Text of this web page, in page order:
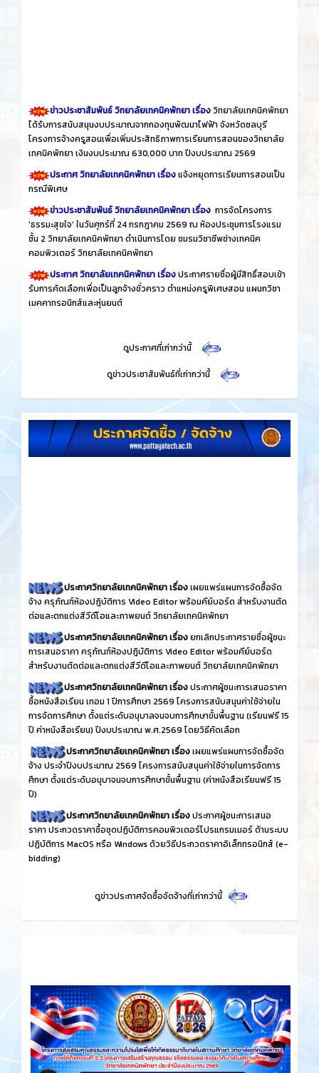
ข่าวประชาสัมพันธ์ วิทยาลัยเทคนิคพัทยา เรื่องวิทยาลัยเทคนิคพัทยา
ได้รับการสนับสนุนงบประมาณจากกองทุนพัฒนาไฟฟ้า จังหวัดชลบุรี
โครงการจ้างครูสอนเพื่อเพิ่มประสิทธิภาพการเรียนการสอนของวิทยาลัย
เทคนิคพัทยา เงินงบประมาณ 630,000 บาท ปีงบประมาณ 2569
ประกาศ วิทยาลัยเทคนิคพัทยา เรื่องแจ้งหยุดการเรียนการสอนเป็น
กรณีพิเศษ
ข่าวประชาสัมพันธ์ วิทยาลัยเทคนิคพัทยา เรื่อง การจัดโครงการ
'ธรรมะสุขใจ' ในวันศุกร์ที่ 24 กรกฎาคม 2569 ณ ห้องประชุมการโรงแรม
ชั้น 2 วิทยาลัยเทคนิคพัทยา ดำเนินการโดย ชมรมวิชาชีพช่างเทคนิค
คอมพิวเตอร์ วิทยาลัยเทคนิคพัทยา
ประกาศ วิทยาลัยเทคนิคพัทยา เรื่องประกาศรายชื่อผู้มีสิทธิ์สอบเข้า
รับการคัดเลือกเพื่อเป็นลูกจ้างชั่วคราว ตำแหน่งครูพิเศษสอน แผนกวิชา
เมคคาทรอนิกส์และหุ่นยนต์
ดูประกาศที่เก่ากว่านี้
ดูข่าวประชาสัมพันธ์ที่เก่ากว่านี้
ประกาศวิทยาลัยเทคนิคพัทยา เรื่องเผยแพร่แผนการจัดซื้อจัด
จ้าง ครุภัณฑ์ห้องปฎิบัติการ Video Editor พร้อมคีย์บอร์ด สำหรับงานตัด
ต่อและตกแต่งสีวีดีโอและภาพยนต์ วิทยาลัยเทคนิคพัทยา
ประกาศวิทยาลัยเทคนิคพัทยา เรื่องยกเลิกประกาศรายชื่อผู้ชนะ
การเสนอราคา ครุภัณฑ์ห้องปฎิบัติการ Video Editor พร้อมคีย์บอร์ด
สำหรับงานตัดต่อและตกแต่งสีวีดีโอและภาพยนต์ วิทยาลัยเทคนิคพัทยา
ประกาศวิทยาลัยเทคนิคพัทยา เรื่องประกาศผู้ชนะการเสนอราคา
ซื้อหนังสือเรียน เทอม 1 ปีการศึกษา 2569 โครงการสนับสนุนค่าใช้จ่ายใน
การจัดการศึกษา ตั้งแต่ระดับอนุบาลจนจบการศึกษาขั้นพื้นฐาน (เรียนฟรี 15
ปี ค่าหนังสือเรียน) ปีงบประมาณ พ.ศ.2569 โดยวิธีคัดเลือก
ประกาศวิทยาลัยเทคนิคพัทยา เรื่องเผยแพร่แผนการจัดซื้อจัด
จ้าง ประจำปีงบประมาณ 2569 โครงการสนับสนุนค่าใช้จ่ายในการจัดการ
ศึกษา ตั้งแต่ระดับอนุบาจนจบการศึกษาขั้นพื้นฐาน (ค่าหนังสือเรียนฟรี 15
ปี)
ประกาศวิทยาลัยเทคนิคพัทยา เรื่องประกาศผู้ชนะการเสนอ
ราคา ประกวดราคาซื้อชุดปฏิบัติการคอมพิวเตอร์โปรแกรมเมอร์ ด้านระบบ
ปฏิบัติการ MacOS หรือ Windows ด้วยวิธีประกวดราคาอิเล็กทรอนิกส์ (e-
bidding)
ดูข่าวประกาศจัดซื้อจัดจ้างที่เก่ากว่านี้